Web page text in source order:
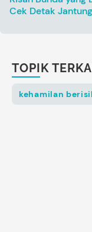
Cek Detak
TOPIK
kehamilan